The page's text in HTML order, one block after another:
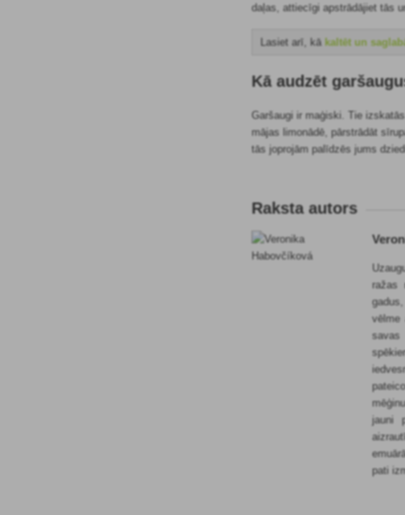
daļas, attiecīgi apstrādājiet tās
Lasiet arī, kākaltēt un
Kā audzēt
Garšaugi ir maģiski. Tie
mājas limonādē, pārstrādāt
tās joprojām palīdzēs jums
Raksta autors
ražas
vēlme
jauni
pati